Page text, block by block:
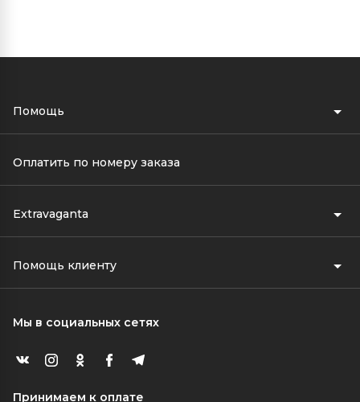
Помощь
Оплатить по номеру заказа
Extravaganta
Помощь клиенту
Мы в социальных сетях
Принимаем к оплате